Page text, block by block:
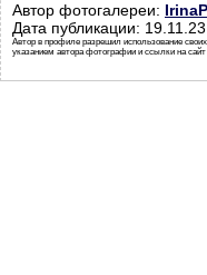
Автор фотогалереи:
Дата публикации: 19.11.23
Автор в профиле разрешил использование
указанием автора фотографии и ссылки на